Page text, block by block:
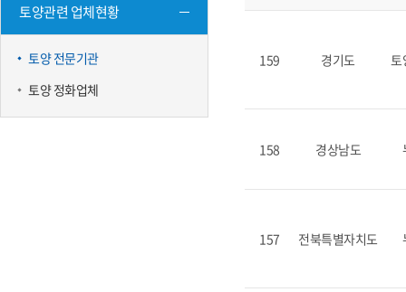
토양관련 업체현황
토양 전문기관
토양 정화업체
159 경기도 토
158 경상남도
157 전북특별자치도